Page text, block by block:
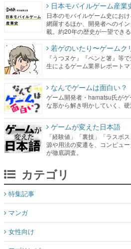
日本モバイルゲーム産業
日本のモバイルゲーム史にお
網羅するほか、開発者へのイ
載。約20年の歴史が一望できる
若ゲのいたり〜ゲームク
『うつヌケ』『ペンと箸』等
生によるゲーム業界レポートマ
なんでゲームは面白い？
ゲーム開発者・hamatsu氏が
な形から解き明かしていく、
ゲームが変えた日本語
「経験値」「裏技」「ラスボ
源や用法の変遷を、コンピュ
が徹底調査。
カテゴリ
特集記事
マンガ
女性向け